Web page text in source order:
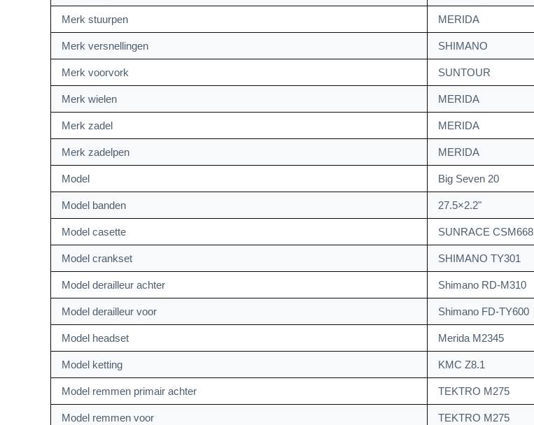
Merk stuurpen MERIDA
Merk versnellingen SHIMANO
Merk voorvork SUNTOUR
Merk wielen MERIDA
Merk zadel MERIDA
Merk zadelpen MERIDA
Model Big Seven 20
Model banden 27.5×2.2"
Model casette SUNRACE CSM668
Model crankset SHIMANO TY301
Model derailleur achter Shimano RD-M310
Model derailleur voor Shimano FD-TY600
Model headset Merida M2345
Model ketting KMC Z8.1
Model remmen primair achter TEKTRO M275
Model remmen voor TEKTRO M275